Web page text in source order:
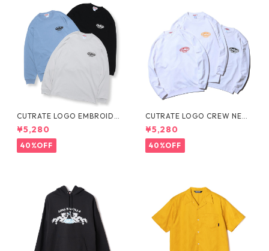
CUTRATE LOGO EMBROIDER
Y L/S TEE
¥5,280
40%OFF
CUTRATE LOGO CREW NEC
K SWEAT
¥5,280
40%OFF